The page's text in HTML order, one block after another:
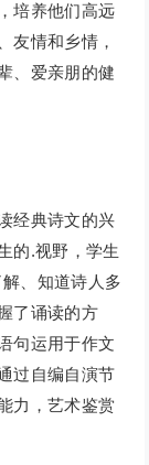
培养他们高远
友情和乡情，
、爱亲朋的健
经典诗文的兴
的.视野，学生
解、知道诗人多
了诵读的方
句运用于作文
过自编自演节
力，艺术鉴赏